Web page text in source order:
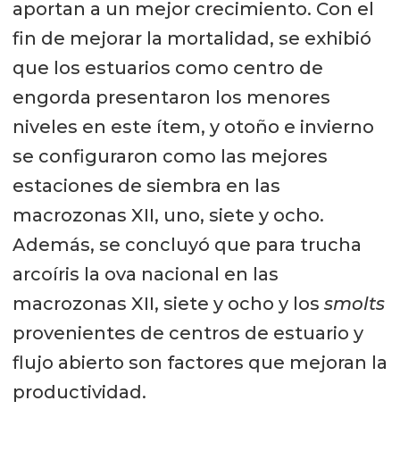
aportan a un mejor crecimiento. Con el
fin de mejorar la mortalidad, se exhibió
que los estuarios como centro de
engorda presentaron los menores
niveles en este ítem, y otoño e invierno
se configuraron como las mejores
estaciones de siembra en las
macrozonas XII, uno, siete y ocho.
Además, se concluyó que para trucha
arcoíris la ova nacional en las
macrozonas XII, siete y ocho y los smolts
provenientes de centros de estuario y
flujo abierto son factores que mejoran la
productividad.